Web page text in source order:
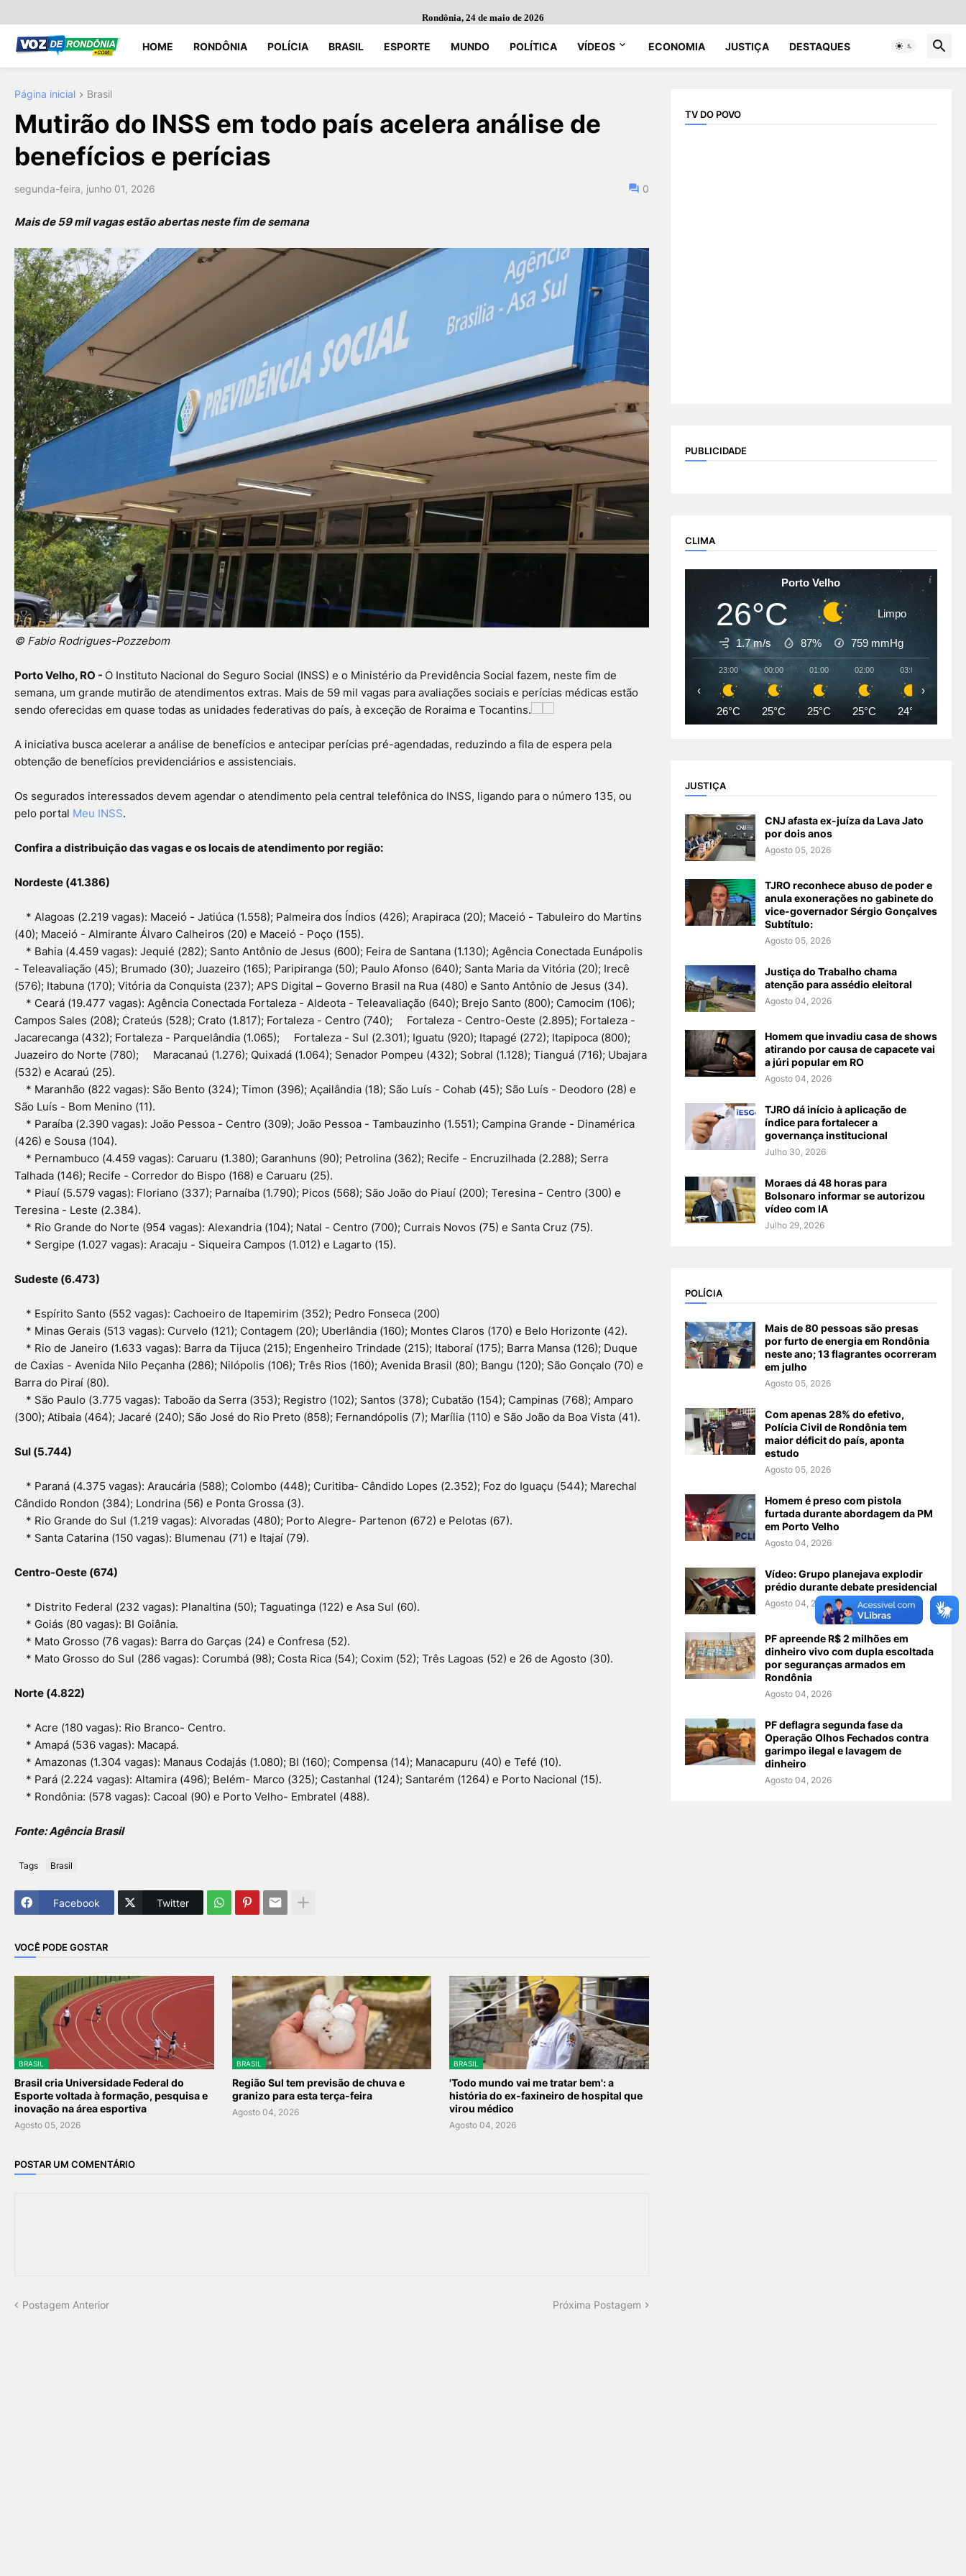
Rondônia, 24 de maio de 2026
HOME RONDÔNIA POLÍCIA BRASIL ESPORTE MUNDO POLÍTICA VÍDEOS ECONOMIA JUSTIÇA DESTAQUES
Página inicial Brasil
Mutirão do INSS em todo país acelera análise de
benefícios e perícias
segunda-feira, junho 01, 2026 0
Mais de 59 mil vagas estão abertas neste fim de semana
© Fabio Rodrigues-Pozzebom
Porto Velho, RO - O Instituto Nacional do Seguro Social (INSS) e o Ministério da Previdência Social fazem, neste fim de
semana, um grande mutirão de atendimentos extras. Mais de 59 mil vagas para avaliações sociais e perícias médicas estão
sendo oferecidas em quase todas as unidades federativas do país, à exceção de Roraima e Tocantins.
A iniciativa busca acelerar a análise de benefícios e antecipar perícias pré-agendadas, reduzindo a fila de espera pela
obtenção de benefícios previdenciários e assistenciais.
Os segurados interessados devem agendar o atendimento pela central telefônica do INSS, ligando para o número 135, ou
pelo portal Meu INSS.
Confira a distribuição das vagas e os locais de atendimento por região:
Nordeste (41.386)
* Alagoas (2.219 vagas): Maceió - Jatiúca (1.558); Palmeira dos Índios (426); Arapiraca (20); Maceió - Tabuleiro do Martins
(40); Maceió - Almirante Álvaro Calheiros (20) e Maceió - Poço (155).
* Bahia (4.459 vagas): Jequié (282); Santo Antônio de Jesus (600); Feira de Santana (1.130); Agência Conectada Eunápolis
- Teleavaliação (45); Brumado (30); Juazeiro (165); Paripiranga (50); Paulo Afonso (640); Santa Maria da Vitória (20); Irecê
(576); Itabuna (170); Vitória da Conquista (237); APS Digital – Governo Brasil na Rua (480) e Santo Antônio de Jesus (34).
* Ceará (19.477 vagas): Agência Conectada Fortaleza - Aldeota - Teleavaliação (640); Brejo Santo (800); Camocim (106);
Campos Sales (208); Crateús (528); Crato (1.817); Fortaleza - Centro (740);
Fortaleza - Centro-Oeste (2.895); Fortaleza -
Jacarecanga (432); Fortaleza - Parquelândia (1.065);
Fortaleza - Sul (2.301); Iguatu (920); Itapagé (272); Itapipoca (800);
Juazeiro do Norte (780);
Maracanaú (1.276); Quixadá (1.064); Senador Pompeu (432); Sobral (1.128); Tianguá (716); Ubajara
(532) e Acaraú (25).
* Maranhão (822 vagas): São Bento (324); Timon (396); Açailândia (18); São Luís - Cohab (45); São Luís - Deodoro (28) e
São Luís - Bom Menino (11).
* Paraíba (2.390 vagas): João Pessoa - Centro (309); João Pessoa - Tambauzinho (1.551); Campina Grande - Dinamérica
(426) e Sousa (104).
* Pernambuco (4.459 vagas): Caruaru (1.380); Garanhuns (90); Petrolina (362); Recife - Encruzilhada (2.288); Serra
Talhada (146); Recife - Corredor do Bispo (168) e Caruaru (25).
* Piauí (5.579 vagas): Floriano (337); Parnaíba (1.790); Picos (568); São João do Piauí (200); Teresina - Centro (300) e
Teresina - Leste (2.384).
* Rio Grande do Norte (954 vagas): Alexandria (104); Natal - Centro (700); Currais Novos (75) e Santa Cruz (75).
* Sergipe (1.027 vagas): Aracaju - Siqueira Campos (1.012) e Lagarto (15).
Sudeste (6.473)
* Espírito Santo (552 vagas): Cachoeiro de Itapemirim (352); Pedro Fonseca (200)
* Minas Gerais (513 vagas): Curvelo (121); Contagem (20); Uberlândia (160); Montes Claros (170) e Belo Horizonte (42).
* Rio de Janeiro (1.633 vagas): Barra da Tijuca (215); Engenheiro Trindade (215); Itaboraí (175); Barra Mansa (126); Duque
de Caxias - Avenida Nilo Peçanha (286); Nilópolis (106); Três Rios (160); Avenida Brasil (80); Bangu (120); São Gonçalo (70) e
Barra do Piraí (80).
* São Paulo (3.775 vagas): Taboão da Serra (353); Registro (102); Santos (378); Cubatão (154); Campinas (768); Amparo
(300); Atibaia (464); Jacaré (240); São José do Rio Preto (858); Fernandópolis (7); Marília (110) e São João da Boa Vista (41).
Sul (5.744)
* Paraná (4.375 vagas): Araucária (588); Colombo (448); Curitiba- Cândido Lopes (2.352); Foz do Iguaçu (544); Marechal
Cândido Rondon (384); Londrina (56) e Ponta Grossa (3).
* Rio Grande do Sul (1.219 vagas): Alvoradas (480); Porto Alegre- Partenon (672) e Pelotas (67).
* Santa Catarina (150 vagas): Blumenau (71) e Itajaí (79).
Centro-Oeste (674)
* Distrito Federal (232 vagas): Planaltina (50); Taguatinga (122) e Asa Sul (60).
* Goiás (80 vagas): BI Goiânia.
* Mato Grosso (76 vagas): Barra do Garças (24) e Confresa (52).
* Mato Grosso do Sul (286 vagas): Corumbá (98); Costa Rica (54); Coxim (52); Três Lagoas (52) e 26 de Agosto (30).
Norte (4.822)
* Acre (180 vagas): Rio Branco- Centro.
* Amapá (536 vagas): Macapá.
* Amazonas (1.304 vagas): Manaus Codajás (1.080); BI (160); Compensa (14); Manacapuru (40) e Tefé (10).
* Pará (2.224 vagas): Altamira (496); Belém- Marco (325); Castanhal (124); Santarém (1264) e Porto Nacional (15).
* Rondônia: (578 vagas): Cacoal (90) e Porto Velho- Embratel (488).
Fonte: Agência Brasil
Tags Brasil
Facebook Twitter
VOCÊ PODE GOSTAR
BRASIL
Brasil cria Universidade Federal do
Esporte voltada à formação, pesquisa e
inovação na área esportiva
Agosto 05, 2026
BRASIL
Região Sul tem previsão de chuva e
granizo para esta terça-feira
Agosto 04, 2026
BRASIL
'Todo mundo vai me tratar bem': a
história do ex-faxineiro de hospital que
virou médico
Agosto 04, 2026
POSTAR UM COMENTÁRIO
Postagem Anterior Próxima Postagem
TV DO POVO
PUBLICIDADE
CLIMA
Porto Velho
26°C Limpo
1.7 m/s 87% 759mmHg
23:00
26°C
00:00
25°C
01:00
25°C
02:00
25°C
03:00
24°C
‹ ›
JUSTIÇA
CNJ afasta ex-juíza da Lava Jato
por dois anos
Agosto 05, 2026
TJRO reconhece abuso de poder e
anula exonerações no gabinete do
vice-governador Sérgio Gonçalves
Subtítulo:
Agosto 05, 2026
Justiça do Trabalho chama
atenção para assédio eleitoral
Agosto 04, 2026
Homem que invadiu casa de shows
atirando por causa de capacete vai
a júri popular em RO
Agosto 04, 2026
TJRO dá início à aplicação de
índice para fortalecer a
governança institucional
Julho 30, 2026
Moraes dá 48 horas para
Bolsonaro informar se autorizou
vídeo com IA
Julho 29, 2026
POLÍCIA
Mais de 80 pessoas são presas
por furto de energia em Rondônia
neste ano; 13 flagrantes ocorreram
em julho
Agosto 05, 2026
Com apenas 28% do efetivo,
Polícia Civil de Rondônia tem
maior déficit do país, aponta
estudo
Agosto 05, 2026
Homem é preso com pistola
furtada durante abordagem da PM
em Porto Velho
Agosto 04, 2026
Vídeo: Grupo planejava explodir
prédio durante debate presidencial
Agosto 04, 2026
PF apreende R$ 2 milhões em
dinheiro vivo com dupla escoltada
por seguranças armados em
Rondônia
Agosto 04, 2026
PF deflagra segunda fase da
Operação Olhos Fechados contra
garimpo ilegal e lavagem de
dinheiro
Agosto 04, 2026